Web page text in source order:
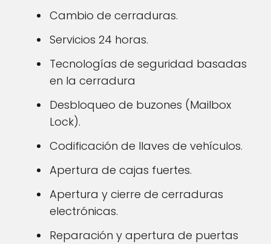
Cambio de cerraduras.
Servicios 24 horas.
Tecnologías de seguridad basadas
en la cerradura
Desbloqueo de buzones (Mailbox
Lock).
Codificación de llaves de vehículos.
Apertura de cajas fuertes.
Apertura y cierre de cerraduras
electrónicas.
Reparación y apertura de puertas